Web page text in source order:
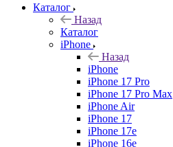
Каталог
Назад
Каталог
iPhone
Назад
iPhone
iPhone 17 Pro
iPhone 17 Pro Max
iPhone Air
iPhone 17
iPhone 17e
iPhone 16e